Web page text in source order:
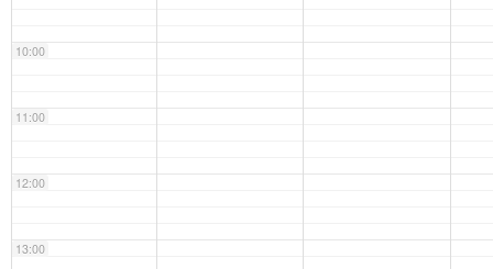
10:00
11:00
12:00
13:00